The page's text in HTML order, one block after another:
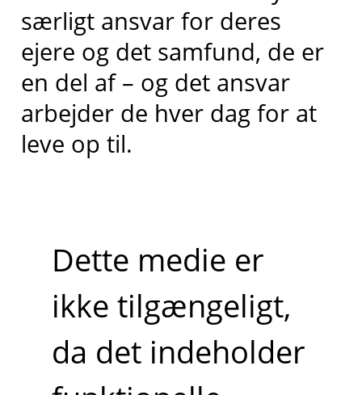
særligt ansvar for deres
ejere og det samfund, de er
en del af – og det ansvar
arbejder de hver dag for at
leve op til.
Dette medie er
ikke tilgængeligt,
da det indeholder